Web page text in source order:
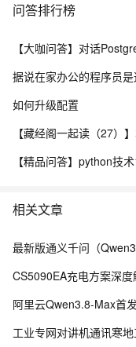
问答排行榜
据说在家办公的程序员是
如何升级配置
【精品问答】python技
相关文章
最新版通义千问（
阿里云Qwen3.8-Max首